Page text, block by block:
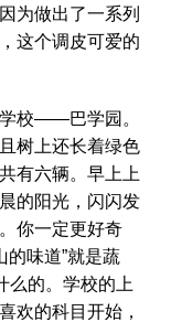
为做出了一系列
这个调皮可爱的
校——巴学园。
树上还长着绿色
有六辆。早上上
的阳光，闪闪发
你一定更好奇
的味道”就是蔬
么的。学校的上
欢的科目开始，